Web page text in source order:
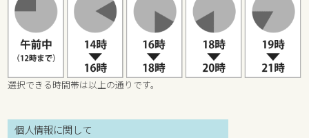
選択できる時間帯は以上の通りです。
個人情報に関して